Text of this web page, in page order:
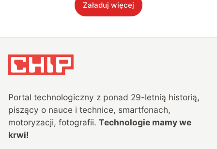
Załaduj więcej
Portal technologiczny z ponad 29-letnią historią,
piszący o nauce i technice, smartfonach,
motoryzacji, fotografii. Technologie mamy we
krwi!